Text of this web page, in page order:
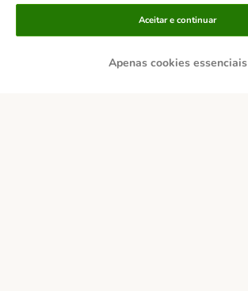
Métodos de pagamento
TransferênciaApenas cookies essenciais
Aceitar e continuar